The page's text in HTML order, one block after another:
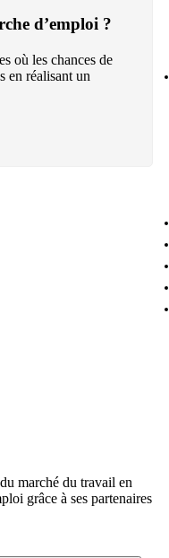
d’emploi ?
où les chances de
en réalisant un
marché du travail en
grâce à ses partenaires